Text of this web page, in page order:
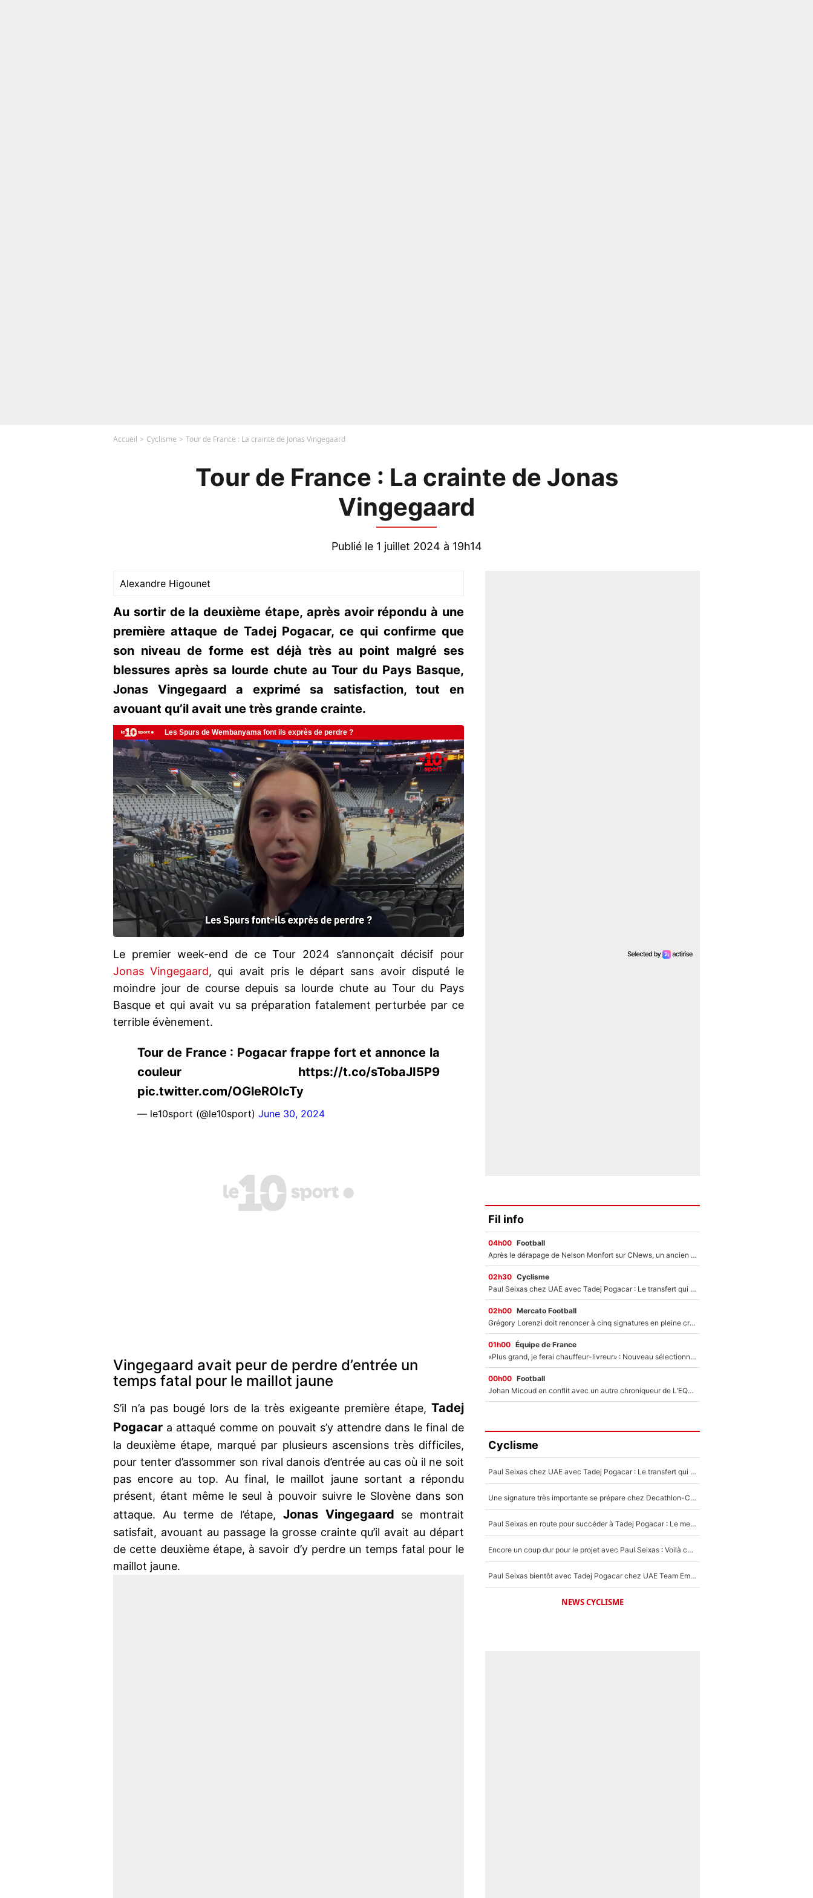
Accueil Cyclisme Tour de France : La crainte de Jonas Vingegaard
Tour de France : La crainte de Jonas
Vingegaard
Publié le 1 juillet 2024 à 19h14
Alexandre Higounet
Au sortir de la deuxième étape, après avoir répondu à une
première attaque de Tadej Pogacar, ce qui confirme que
son niveau de forme est déjà très au point malgré ses
blessures après sa lourde chute au Tour du Pays Basque,
Jonas Vingegaard a exprimé sa satisfaction, tout en
avouant qu’il avait une très grande crainte.
Le premier week-end de ce Tour 2024 s’annonçait décisif pour
Jonas Vingegaard, qui avait pris le départ sans avoir disputé le
moindre jour de course depuis sa lourde chute au Tour du Pays
Basque et qui avait vu sa préparation fatalement perturbée par ce
terrible évènement.
Tour de France : Pogacar frappe fort et annonce la
couleur https://t.co/sTobaJI5P9
pic.twitter.com/OGleROIcTy
— le10sport (@le10sport) June 30, 2024
Vingegaard avait peur de perdre d’entrée un
temps fatal pour le maillot jaune
S’il n’a pas bougé lors de la très exigeante première étape, Tadej
Pogacar a attaqué comme on pouvait s’y attendre dans le final de
la deuxième étape, marqué par plusieurs ascensions très difficiles,
pour tenter d’assommer son rival danois d’entrée au cas où il ne soit
pas encore au top. Au final, le maillot jaune sortant a répondu
présent, étant même le seul à pouvoir suivre le Slovène dans son
attaque. Au terme de l’étape, Jonas Vingegaard se montrait
satisfait, avouant au passage la grosse crainte qu’il avait au départ
de cette deuxième étape, à savoir d’y perdre un temps fatal pour le
maillot jaune.
Fil info
04h00 Football
Après le dérapage de Nelson Monfort sur CNews, un ancien journaliste de France Télévisions relance la polémique sur les incendies en Gironde
02h30 Cyclisme
Paul Seixas chez UAE avec Tadej Pogacar : Le transfert qui effraie le peloton, «c’est la pire des choses qui puisse arriver»
02h00 Mercato Football
Grégory Lorenzi doit renoncer à cinq signatures en pleine crise financière : L’IA propose sept noms à l’OM pour un mercato réussi... à seulement 5M€ !
01h00 Équipe de France
«Plus grand, je ferai chauffeur-livreur» : Nouveau sélectionneur des Bleus, Zinédine Zidane s’était imaginé un avenir très différent lorsqu'il était enfant
00h00 Football
Johan Micoud en conflit avec un autre chroniqueur de L’EQUIPE du Soir : «Pendant un moment, je ne les ai pas remis ensemble dans l'émission»
Cyclisme
Paul Seixas chez UAE avec Tadej Pogacar : Le transfert qui effraie le peloton, «c’est la pire des choses qui puisse arriver»
Une signature très importante se prépare chez Decathlon-CMA CGM pour aider Paul Seixas à gagner le Tour de France 2027
Paul Seixas en route pour succéder à Tadej Pogacar : Le meilleur est annoncé pour l’avenir de la pépite française
Encore un coup dur pour le projet avec Paul Seixas : Voilà ce qui bloque le transfert d’un coureur chez Decathlon-CMA CGM
Paul Seixas bientôt avec Tadej Pogacar chez UAE Team Emirates : Le transfert surprise qui se prépare après le Tour de France 2026 !
NEWS CYCLISME